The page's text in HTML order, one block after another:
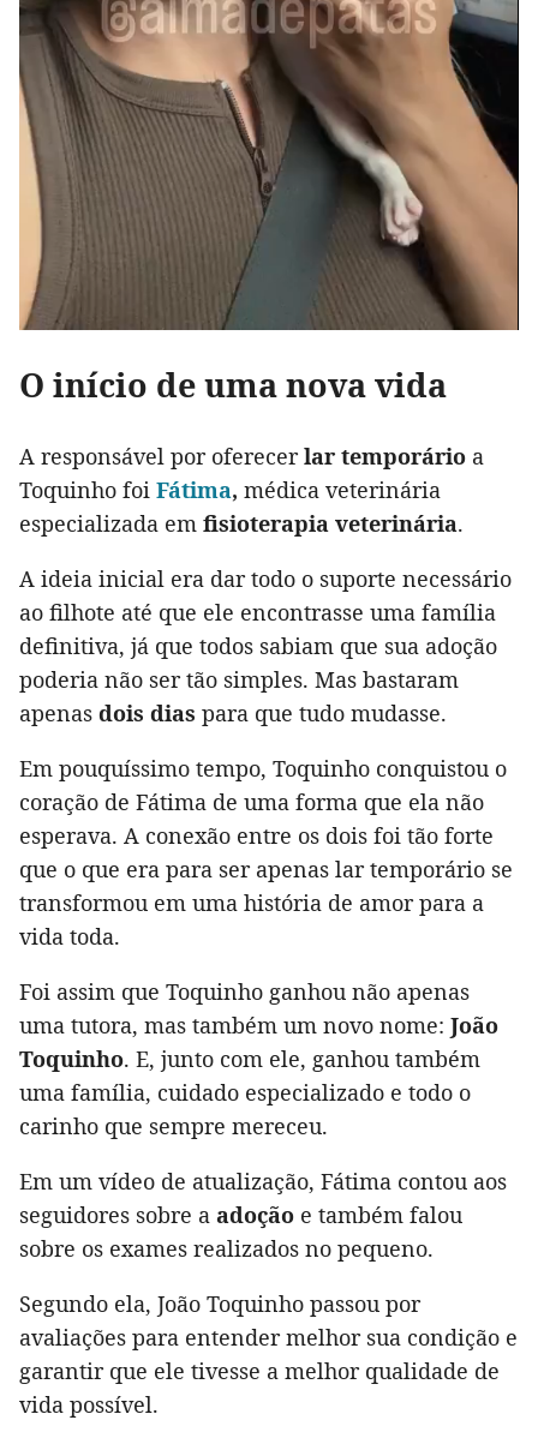
O início de uma nova vida
A responsável por oferecerlar temporário a
Toquinho foi Fátima, médica veterinária
especializada em fisioterapia veterinária.
A ideia inicial era dar todo o suporte necessário
ao filhote até que ele encontrasse uma família
definitiva, já que todos sabiam que sua adoção
poderia não ser tão simples. Mas bastaram
apenas dois dias para que tudo mudasse.
Em pouquíssimo tempo, Toquinho conquistou o
coração de Fátima de uma forma que ela não
esperava. A conexão entre os dois foi tão forte
que o que era para ser apenas lar temporário se
transformou em uma história de amor para a
vida toda.
Foi assim que Toquinho ganhou não apenas
uma tutora, mas também um novo nome: João
Toquinho. E, junto com ele, ganhou também
uma família, cuidado especializado e todo o
carinho que sempre mereceu.
Em um vídeo de atualização, Fátima contou aos
seguidores sobre a adoção e também falou
sobre os exames realizados no pequeno.
Segundo ela, João Toquinho passou por
avaliações para entender melhor sua condição e
garantir que ele tivesse a melhor qualidade de
vida possível.